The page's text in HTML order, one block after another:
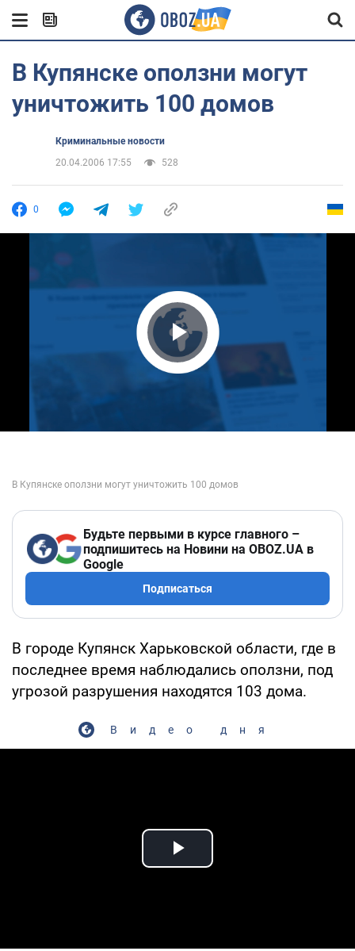
В Купянске оползни могут
уничтожить 100 домов
Криминальные новости
20.04.2006 17:55
528
0
Play Video
Будьте первыми в курсе главного –
подпишитесь на Новини на OBOZ.UA в
Google
Подписаться
В городе Купянск Харьковской области, где в
последнее время наблюдались оползни, под
угрозой разрушения находятся 103 дома.
Видео дня
Play Video